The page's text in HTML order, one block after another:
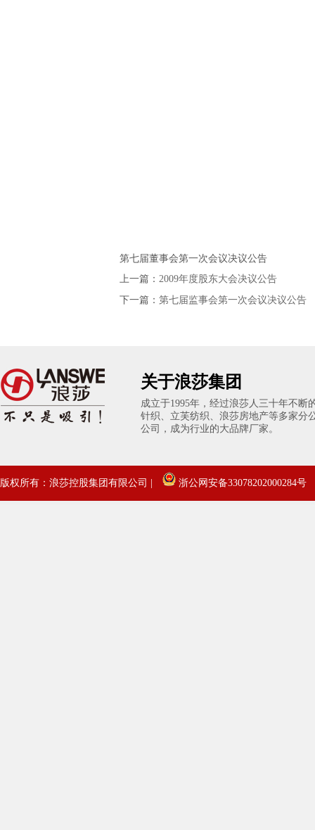
第七届董事会第一次会议决议公告
上一篇： 2009年度股东大会决议公告
下一篇： 第七届监事会第一次会议决议公告
关于浪莎集团
成立于1995年，经过浪莎人三十年不断
针织、立芙纺织、浪莎房地产等多家分
公司，成为行业的大品牌厂家。
版权所有：浪莎控股集团有限公司 | 浙公网安备33078202000284号